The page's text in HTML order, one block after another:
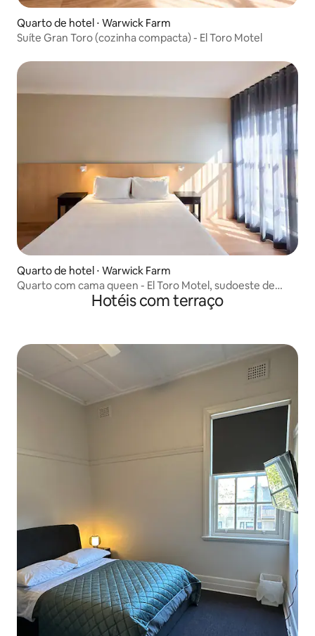
Quarto de hotel ⋅ Warwick Farm
Suíte Gran Toro (cozinha compacta) - El Toro Motel
Quarto de hotel ⋅ Warwick Farm
Quarto com cama queen - El Toro Motel, sudoeste de
Hotéis com terraço